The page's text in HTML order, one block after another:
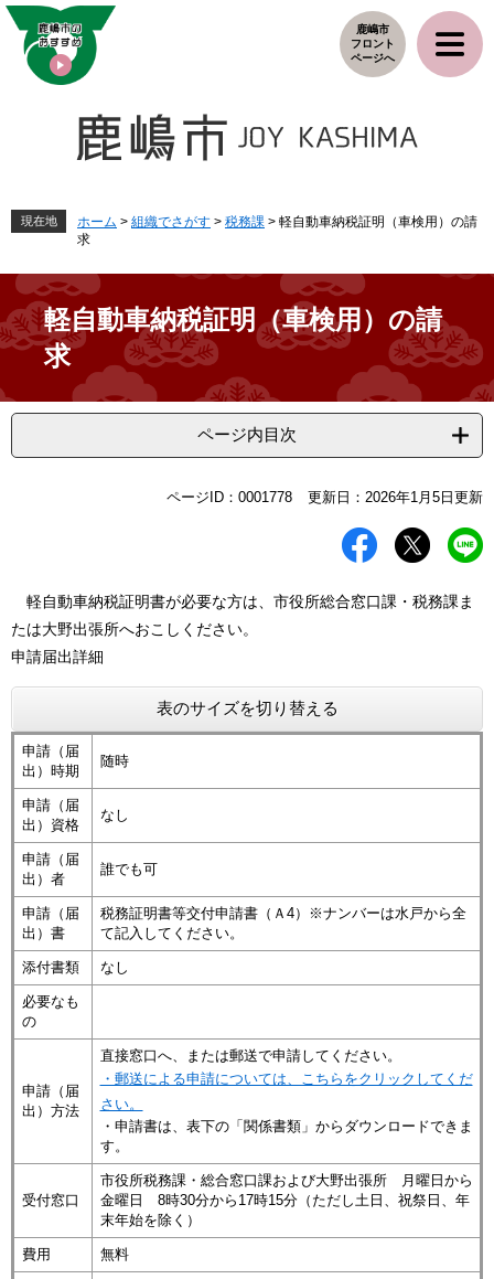
ペ
メ
鹿嶋市
フロント
ページへ
現在地 ホーム > 組織でさがす > 税務課 > 軽自動車納税証明（車検用）の請
求
軽自動車納税証明（車検用）の請
求
ページ内目次
ページID：0001778 更新日：2026年1月5日更新
軽自動車納税証明書が必要な方は、市役所総合窓口課・税務課ま
たは大野出張所へおこしください。
申請届出詳細
表のサイズを切り替える
申請（届
出）時期
随時
申請（届
出）資格
なし
申請（届
出）者
誰でも可
申請（届
出）書
税務証明書等交付申請書（Ａ4）※ナンバーは水戸から全
て記入してください。
添付書類 なし
必要なも
の
申請（届
出）方法
直接窓口へ、または郵送で申請してください。
・郵送による申請については、こちらをクリックしてくだ
さい。
・申請書は、表下の「関係書類」からダウンロードできま
す。
受付窓口
市役所税務課・総合窓口課および大野出張所 月曜日から
金曜日 8時30分から17時15分（ただし土日、祝祭日、年
末年始を除く）
費用 無料